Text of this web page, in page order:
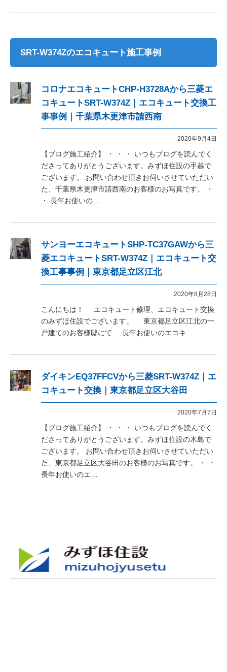
SRT-W374Zのエコキュート施工事例
コロナエコキュートCHP-H3728Aから三菱エ
コキュートSRT-W374Z｜エコキュート交換工
事事例｜千葉県木更津市請西南
2020年9月4日
【ブログ施工紹介】 ・ ・ ・ いつもブログを読んでく
ださってありがとうございます。みずほ住設の手越で
ございます。 お問い合わせ頂きお伺いさせていただい
た、千葉県木更津市請西南のお客様のお写真です。 ・
・ 長年お使いの…
サンヨーエコキュートSHP-TC37GAWから三
菱エコキュートSRT-W374Z｜エコキュート交
換工事事例｜東京都足立区江北
2020年8月28日
こんにちは！ エコキュート修理、エコキュート交換
のみずほ住設でございます。 東京都足立区江北の一
戸建てのお客様邸にて 長年お使いのエコキ…
ダイキンEQ37FFCVから三菱SRT-W374Z｜エ
コキュート交換｜東京都足立区大谷田
2020年7月7日
【ブログ施工紹介】 ・ ・ ・ いつもブログを読んでく
ださってありがとうございます。みずほ住設の木島で
ございます。 お問い合わせ頂きお伺いさせていただい
た、東京都足立区大谷田のお客様のお写真です。 ・ ・
長年お使いのエ…